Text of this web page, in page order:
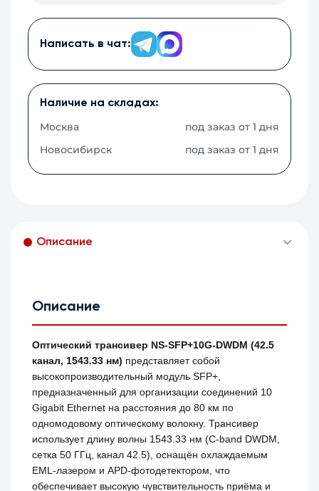
Написать в чат:
Наличие на складах:
Москва
под заказ от 1 дня
Новосибирск
под заказ от 1 дня
Описание
Описание
Оптический трансивер NS-SFP+10G-DWDM (42.5
канал, 1543.33 нм) представляет собой
высокопроизводительный модуль SFP+,
предназначенный для организации соединений 10
Gigabit Ethernet на расстояния до 80 км по
одномодовому оптическому волокну. Трансивер
использует длину волны 1543.33 нм (C-band DWDM,
сетка 50 ГГц, канал 42.5), оснащён охлаждаемым
EML-лазером и APD-фотодетектором, что
обеспечивает высокую чувствительность приёма и